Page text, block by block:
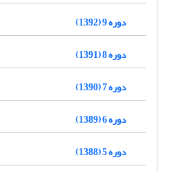
دوره 9 (1392)
دوره 8 (1391)
دوره 7 (1390)
دوره 6 (1389)
دوره 5 (1388)